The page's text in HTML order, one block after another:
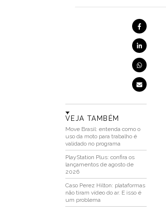
VEJA TAMBÉM
Move Brasil: entenda como o
uso da moto para trabalho é
validado no programa
PlayStation Plus: confira os
lançamentos de agosto de
2026
Caso Perez Hilton: plataformas
não tiram vídeo do ar. E isso é
um problema